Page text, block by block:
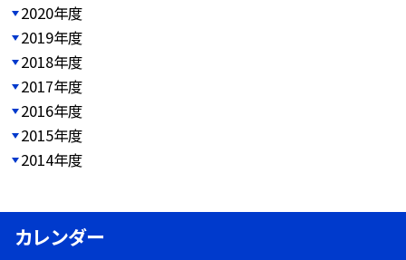
2020年度
2019年度
2018年度
2017年度
2016年度
2015年度
2014年度
カレンダー